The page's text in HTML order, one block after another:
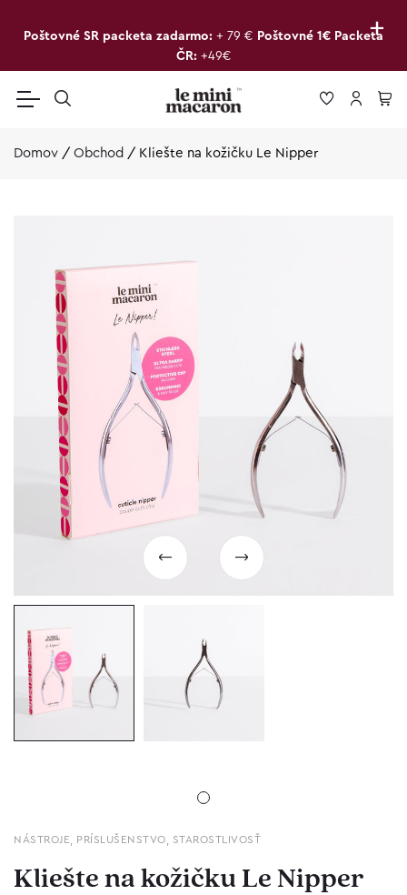
+
Poštovné SR packeta zadarmo: + 79 € Poštovné 1€ Packeta
ČR: +49€
Domov / Obchod / Kliešte na kožičku Le Nipper
NÁSTROJE PRÍSLUŠENSTVO STAROSTLIVOSŤ
Kliešte na kožičku Le Nipper